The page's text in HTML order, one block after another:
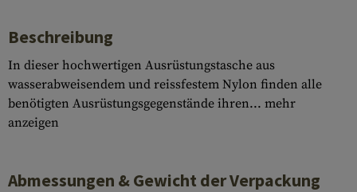
Beschreibung
In dieser hochwertigen Ausrüstungstasche aus
wasserabweisendem und reissfestem Nylon finden alle
benötigten Ausrüstungsgegenstände ihren... mehr
anzeigen
Abmessungen & Gewicht der Verpackung